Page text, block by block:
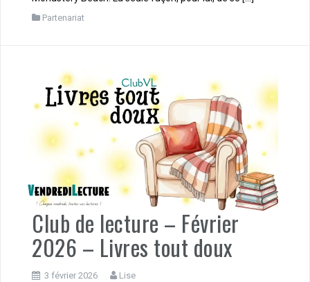
Partenariat
Club de lecture – Février
2026 – Livres tout doux
3 février 2026 Lise